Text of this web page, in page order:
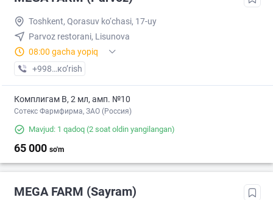
Toshkent, Qorasuv ko‘chasi, 17-uy
Parvoz restorani, Lisunova
08:00 gacha yopiq
+998 (71) XXX-XX-XX
кo’rish
Комплигам В, 2 мл, амп. №10
Сотекс Фармфирма, ЗАО (Россия)
Mavjud: 1 qadoq (2 soat oldin yangilangan)
65 000 so'm
MEGA FARM (Sayram)